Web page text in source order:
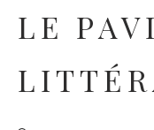
contenu
LE